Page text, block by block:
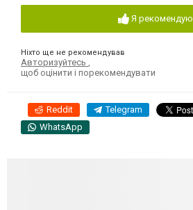
Я рекомендую
Ніхто ще не рекомендував
Авторизуйтесь ,
щоб оцінити і порекомендувати
Reddit Telegram
WhatsApp